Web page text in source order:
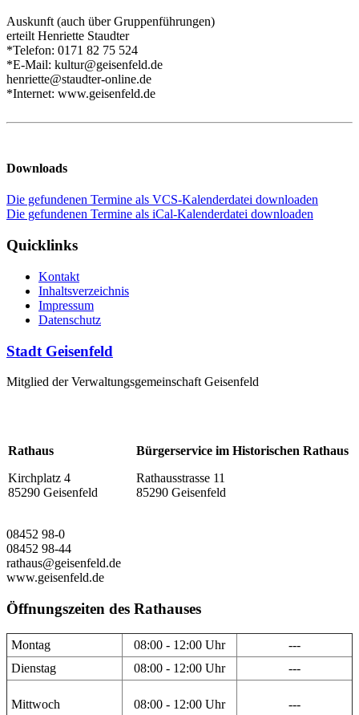
Auskunft (auch über Gruppenführungen)
erteilt Henriette Staudter
*Telefon: 0171 82 75 524
*E-Mail: kultur@geisenfeld.de
henriette@staudter-online.de
*Internet: www.geisenfeld.de
Downloads
Die gefundenen Termine als VCS-Kalenderdatei downloaden
Die gefundenen Termine als iCal-Kalenderdatei downloaden
Quicklinks
Kontakt
Inhaltsverzeichnis
Impressum
Datenschutz
Stadt Geisenfeld
Mitglied der Verwaltungsgemeinschaft Geisenfeld
Rathaus
Kirchplatz 4
85290 Geisenfeld
Bürgerservice im Historischen Rathaus
Rathausstrasse 11
85290 Geisenfeld
08452 98-0
08452 98-44
rathaus@geisenfeld.de
www.geisenfeld.de
Öffnungszeiten des Rathauses
Montag 08:00 - 12:00 Uhr
---
Dienstag
08:00 - 12:00 Uhr ---
Mittwoch 08:00 - 12:00 Uhr ---